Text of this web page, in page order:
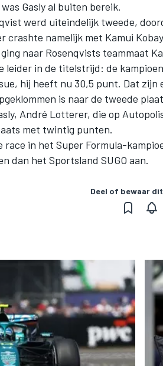
Gasly al buiten bereik.
werd uiteindelijk tweede,
crashte namelijk met Kamui
naar Rosenqvists teammaat
leider in de titelstrijd: de
hij heeft nu 30,5 punt. Dat zijn
is naar de tweede
André Lotterer, die op
met twintig punten.
race in het Super Formula-
dan het Sportsland SUGO aan.
Deel of bewaar